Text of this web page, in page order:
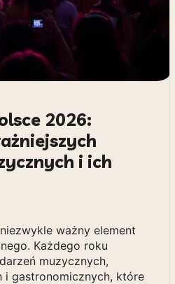
2026:
i ich
ważny element
Każdego roku
muzycznych,
i gastronomicznych, które